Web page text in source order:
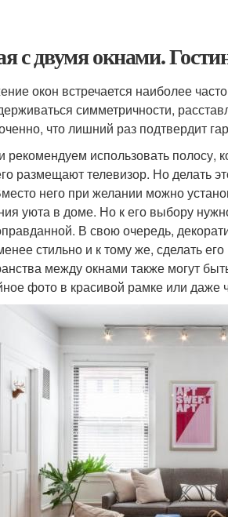
с двумя окнами.
окон встречается наиболее
симметричности,
что лишний раз подтвердит
рекомендуем использовать полосу,
размещают телевизор. Но делать
него при желании можно
уюта в доме. Но к его выбору
В свою очередь,
стильно и к тому же, сделать
между окнами также могут
фото в красивой рамке или даже